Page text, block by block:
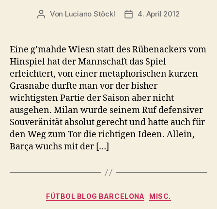
Beitragsautor
Von Luciano Stöckl Beitragsdatum
4. April 2012
Eine g’mahde Wiesn statt des Rübenackers vom
Hinspiel hat der Mannschaft das Spiel
erleichtert, von einer metaphorischen kurzen
Grasnabe durfte man vor der bisher
wichtigsten Partie der Saison aber nicht
ausgehen. Milan wurde seinem Ruf defensiver
Souveränität absolut gerecht und hatte auch für
den Weg zum Tor die richtigen Ideen. Allein,
Barça wuchs mit der […]
Kategorien
FÚTBOL BLOG BARCELONA MISC.